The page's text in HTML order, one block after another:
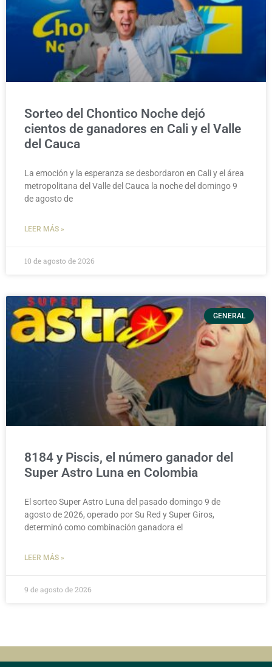
Sorteo del Chontico Noche dejó
cientos de ganadores en Cali y el Valle
del Cauca
La emoción y la esperanza se desbordaron en Cali y el área
metropolitana del Valle del Cauca la noche del domingo 9
de agosto de
LEER MÁS »
10 de agosto de 2026
GENERAL
8184 y Piscis, el número ganador del
Super Astro Luna en Colombia
El sorteo Super Astro Luna del pasado domingo 9 de
agosto de 2026, operado por Su Red y Super Giros,
determinó como combinación ganadora el
LEER MÁS »
9 de agosto de 2026